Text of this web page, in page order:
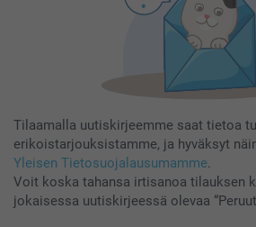
Tilaamalla uutiskirjeemme saat tietoa
erikoistarjouksistamme, ja hyväksyt
Yleisen Tietosuojalausumamme.
Voit koska tahansa irtisanoa tilauksen
jokaisessa uutiskirjeessä olevaa